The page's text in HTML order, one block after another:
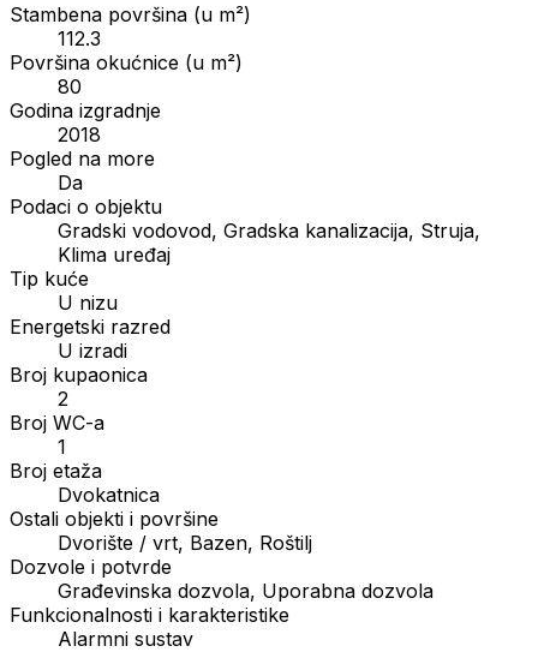
Stambena površina (u m²)
112.3
Površina okućnice (u m²)
80
Godina izgradnje
2018
Pogled na more
Da
Podaci o objektu
Gradski vodovod, Gradska kanalizacija, Struja,
Klima uređaj
Tip kuće
U nizu
Energetski razred
U izradi
Broj kupaonica
2
Broj WC-a
1
Broj etaža
Dvokatnica
Ostali objekti i površine
Dvorište / vrt, Bazen, Roštilj
Dozvole i potvrde
Građevinska dozvola, Uporabna dozvola
Funkcionalnosti i karakteristike
Alarmni sustav